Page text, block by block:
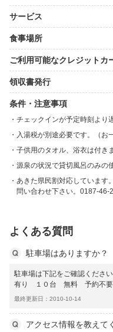
サービス
食事場所
ご利用可能なクレジットカ
領収書発行
条件・注意事項
チェックインが予定時刻より
入湯税が別途必要です。（お
子供用のタオル、浴衣は付き
源泉の状況で貸切風呂のみの
あきた県民割対応しています
問い合わせ下さい。0187-46-
よくある質問
駐車場はありますか？
駐車場は下記をご確認ください
有り １０台 無料 予約不要
最終更新日：2010-10-14
アクセス情報を教えて